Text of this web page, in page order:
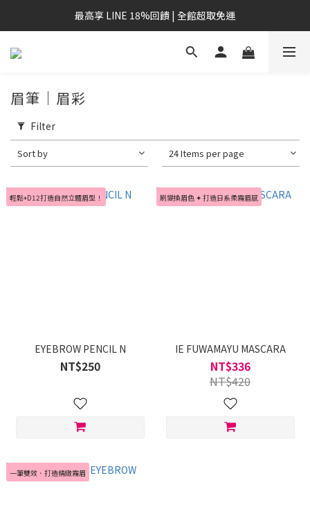
最高享 LINE 18%回饋 | 全館超取免運
眉筆｜眉彩
Filter
Sort by 24 Items per page
輕鬆+D12打造自然立體眉型！
EYEBROW PENCIL N
NT$250
刷變換眉色 ✦ 打造日系柔霧眉感
IE FUWAMAYU MASCARA
NT$336
NT$420
一筆雙效．打造精緻霧眉